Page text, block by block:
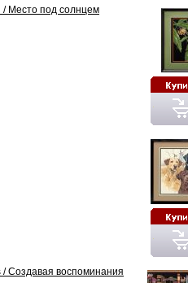
/ Место под солнцем
Создавая воспоминания